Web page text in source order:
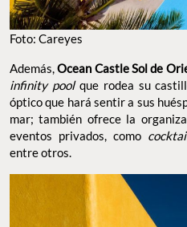
Foto: Careyes
Además,Ocean Castle Sol de
infinity pool que rodea su
óptico que hará sentir a sus
mar; también ofrece la
eventos privados, como
entre otros.